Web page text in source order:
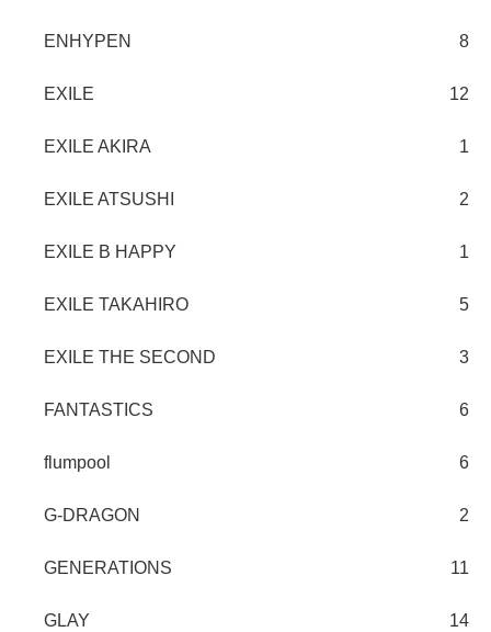
ENHYPEN 8
EXILE 12
EXILE AKIRA 1
EXILE ATSUSHI 2
EXILE B HAPPY 1
EXILE TAKAHIRO 5
EXILE THE SECOND 3
FANTASTICS 6
flumpool 6
G-DRAGON 2
GENERATIONS 11
GLAY 14